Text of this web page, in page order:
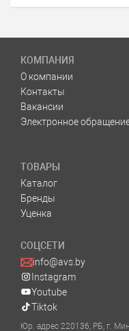
КОМПАНИЯ
О компании
Контакты
Вакансии
Электронное
ТОВАРЫ
Каталог
Бренды
Уценка
СОЦСЕТИ
info@avs.by
Instagram
Youtube
Tiktok
Юр. адрес 220136, РБ, г.